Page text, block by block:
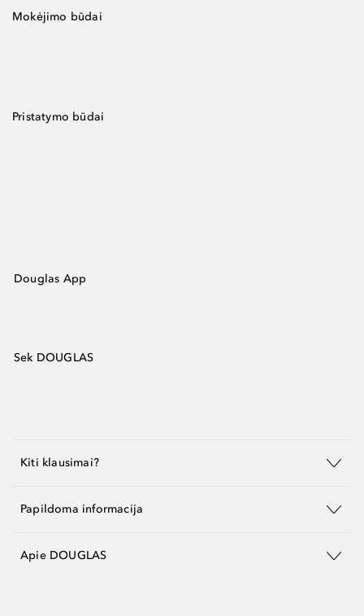
Mokėjimo būdai
Pristatymo būdai
Douglas App
Sek DOUGLAS
Kiti klausimai?
Papildoma informacija
Apie DOUGLAS